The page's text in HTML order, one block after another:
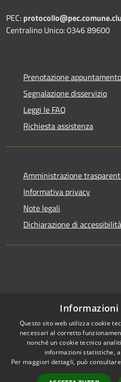
PEC:
Centralino Unico: 0346 89600
Prenotazione appuntamento
Segnalazione disservizio
Leggi le FAQ
Richiesta assistenza
Amministrazione
Informativa privacy
Note legali
Dichiarazione di accessibilità
RSS
Accessibilità
Informazioni
Questo sito web utilizza cookie
necessari al corretto
nonché un cookie tecnico
informazioni statistiche,
Per maggiori dettagli, può